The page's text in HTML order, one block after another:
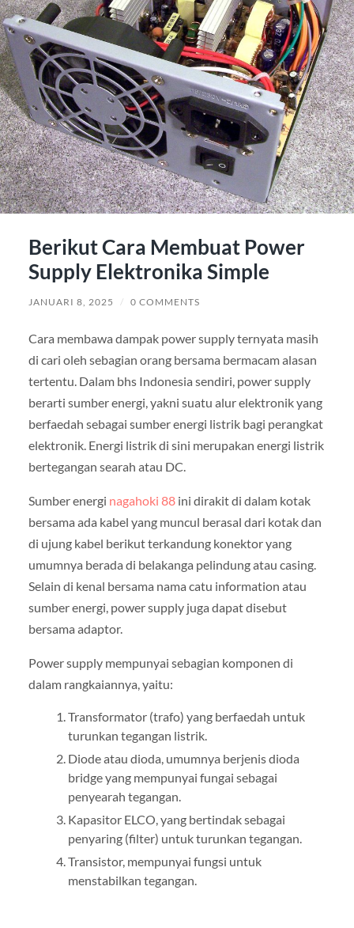
Berikut Cara Membuat Power
Supply Elektronika Simple
JANUARI 8, 2025 / 0 COMMENTS
Cara membawa dampak power supply ternyata masih
di cari oleh sebagian orang bersama bermacam alasan
tertentu. Dalam bhs Indonesia sendiri, power supply
berarti sumber energi, yakni suatu alur elektronik yang
berfaedah sebagai sumber energi listrik bagi perangkat
elektronik. Energi listrik di sini merupakan energi listrik
bertegangan searah atau DC.
Sumber energi nagahoki 88ini dirakit di dalam kotak
bersama ada kabel yang muncul berasal dari kotak dan
di ujung kabel berikut terkandung konektor yang
umumnya berada di belakanga pelindung atau casing.
Selain di kenal bersama nama catu information atau
sumber energi, power supply juga dapat disebut
bersama adaptor.
Power supply mempunyai sebagian komponen di
dalam rangkaiannya, yaitu:
Transformator (trafo) yang berfaedah untuk
turunkan tegangan listrik.
Diode atau dioda, umumnya berjenis dioda
bridge yang mempunyai fungai sebagai
penyearah tegangan.
Kapasitor ELCO, yang bertindak sebagai
penyaring (filter) untuk turunkan tegangan.
Transistor, mempunyai fungsi untuk
menstabilkan tegangan.